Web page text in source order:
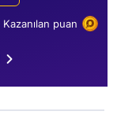
Kazanılan puan